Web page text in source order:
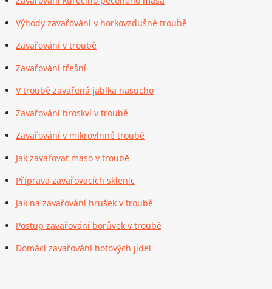
Výhody zavařování v horkovzdušné troubě
Zavařování v troubě
Zavařování třešní
V troubě zavařená jablka nasucho
Zavařování broskví v troubě
Zavařování v mikrovlnné troubě
Jak zavařovat maso v troubě
Příprava zavařovacích sklenic
Jak na zavařování hrušek v troubě
Postup zavařování borůvek v troubě
Domácí zavařování hotových jídel